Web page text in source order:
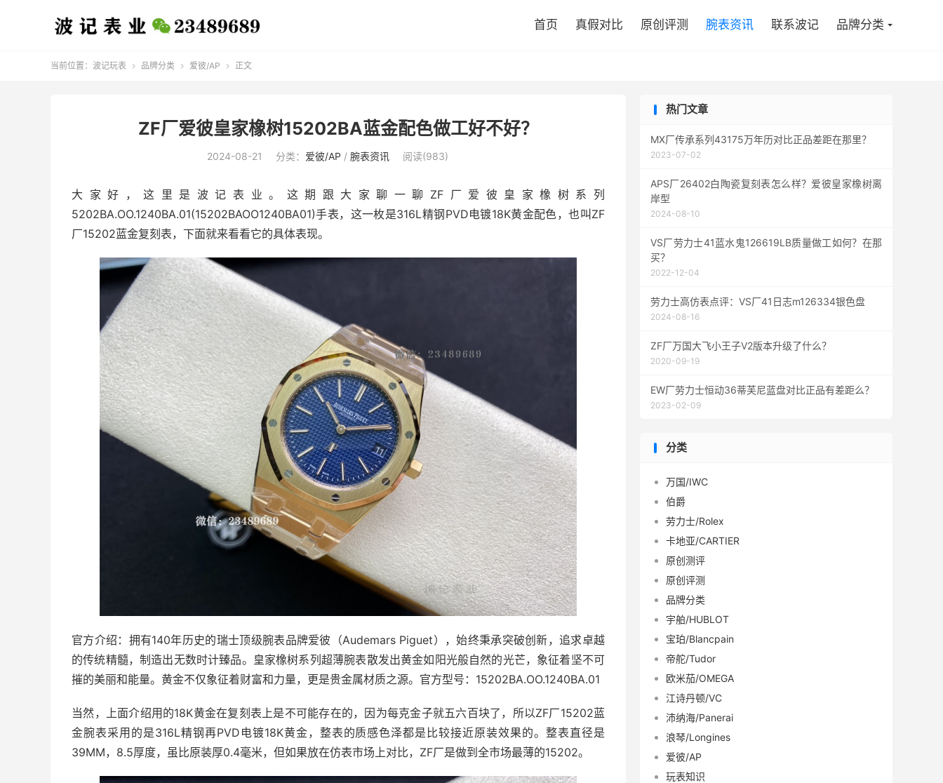
首页 真假对比 原创评测 腕表资讯 联系波记 品牌分类
当前位置： 波记玩表  品牌分类  爱彼/AP  正文
ZF厂爱彼皇家橡树15202BA蓝金配色做工好不好？
2024-08-21 分类： 爱彼/AP / 腕表资讯 阅读(983)
大家好，这里是波记表业。这期跟大家聊一聊ZF厂爱彼皇家橡树系列
5202BA.OO.1240BA.01(15202BAOO1240BA01)手表，这一枚是316L精钢PVD电镀18K黄金配色，也叫ZF
厂15202蓝金复刻表，下面就来看看它的具体表现。
官方介绍：拥有140年历史的瑞士顶级腕表品牌爱彼（Audemars Piguet），始终秉承突破创新，追求卓越
的传统精髓，制造出无数时计臻品。皇家橡树系列超薄腕表散发出黄金如阳光般自然的光芒，象征着坚不可
摧的美丽和能量。黄金不仅象征着财富和力量，更是贵金属材质之源。官方型号：15202BA.OO.1240BA.01
当然，上面介绍用的18K黄金在复刻表上是不可能存在的，因为每克金子就五六百块了，所以ZF厂15202蓝
金腕表采用的是316L精钢再PVD电镀18K黄金，整表的质感色泽都是比较接近原装效果的。整表直径是
39MM，8.5厚度，虽比原装厚0.4毫米，但如果放在仿表市场上对比，ZF厂是做到全市场最薄的15202。
热门文章
MX厂传承系列43175万年历对比正品差距在那里？
2023-07-02
APS厂26402白陶瓷复刻表怎么样？爱彼皇家橡树离
岸型
2024-08-10
VS厂劳力士41蓝水鬼126619LB质量做工如何？在那
买？
2022-12-04
劳力士高仿表点评：VS厂41日志m126334银色盘
2024-08-16
ZF厂万国大飞小王子V2版本升级了什么？
2020-09-19
EW厂劳力士恒动36蒂芙尼蓝盘对比正品有差距么？
2023-02-09
分类
万国/IWC
伯爵
劳力士/Rolex
卡地亚/CARTIER
原创测评
原创评测
品牌分类
宇舶/HUBLOT
宝珀/Blancpain
帝舵/Tudor
欧米茄/OMEGA
江诗丹顿/VC
沛纳海/Panerai
浪琴/Longines
爱彼/AP
玩表知识